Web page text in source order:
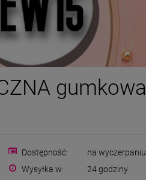
Bransoletka STAL
CHIRURGICZNA żmijka
kulka mniejsza
DO KOSZYKA
gumkowa
Dostępność:
na wyczerpaniu
Wysyłka w:
24 godziny